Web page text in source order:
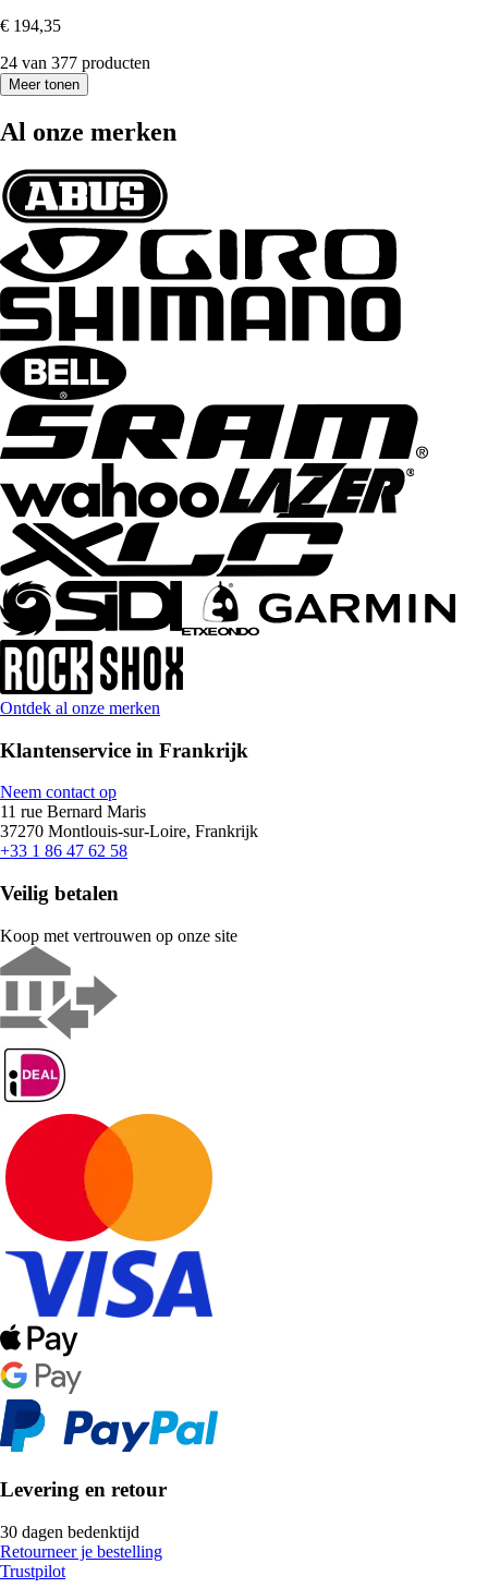
€ 194,35
24 van 377 producten
Meer tonen
Al onze merken
Ontdek al onze merken
Klantenservice in Frankrijk
Neem contact op
11 rue Bernard Maris
37270 Montlouis-sur-Loire, Frankrijk
+33 1 86 47 62 58
Veilig betalen
Koop met vertrouwen op onze site
Levering en retour
30 dagen bedenktijd
Retourneer je bestelling
Trustpilot